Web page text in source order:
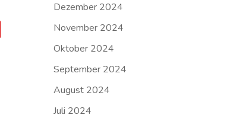
Dezember 2024
November 2024
Oktober 2024
September 2024
August 2024
Juli 2024